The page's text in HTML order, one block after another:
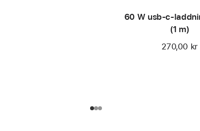
60 W usb-c-
(1 m)
270,00 kr